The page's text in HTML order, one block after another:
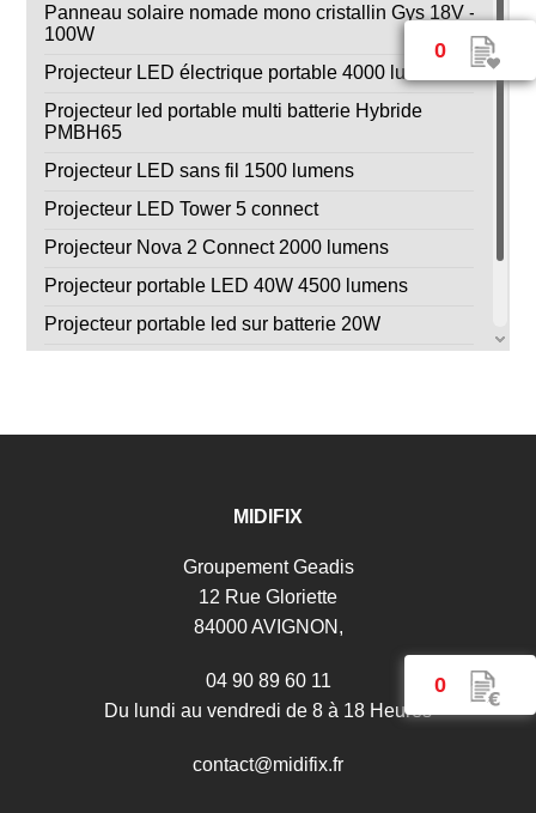
0
0
Panneau solaire nomade mono cristallin Gys 18V -
100W
Projecteur LED électrique portable 4000 lumens
Projecteur led portable multi batterie Hybride
PMBH65
Projecteur LED sans fil 1500 lumens
Projecteur LED Tower 5 connect
Projecteur Nova 2 Connect 2000 lumens
Projecteur portable LED 40W 4500 lumens
Projecteur portable led sur batterie 20W
MIDIFIX
Groupement Geadis
12 Rue Gloriette
84000 AVIGNON,
04 90 89 60 11
Du lundi au vendredi de 8 à 18 Heures
contact@midifix.fr